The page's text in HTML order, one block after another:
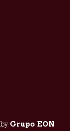
Grupo EON